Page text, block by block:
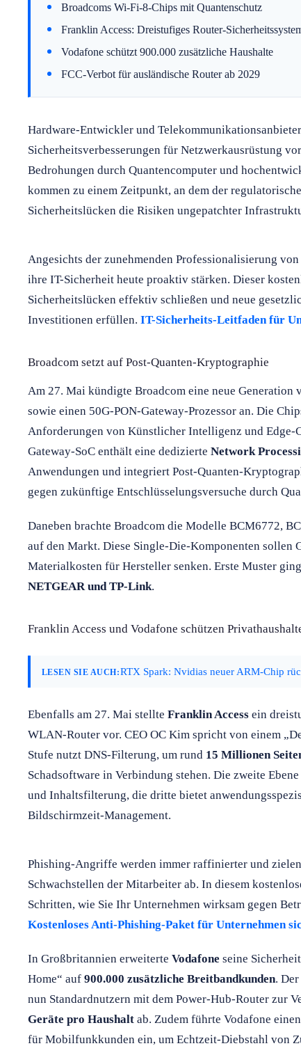
Broadcoms Wi-Fi-8-Chips mit Quantenschutz
Franklin Access: Dreistufiges Router-
Vodafone schützt 900.000 zusätzliche Haushalte
FCC-Verbot für ausländische Router ab 2029
Hardware-Entwickler und
Sicherheitsverbesserungen für Netzwerkausrüstung
Bedrohungen durch Quantencomputer und
kommen zu einem Zeitpunkt, an dem der
Sicherheitslücken die Risiken ungepatchter
Angesichts der zunehmenden Professionalisierung
ihre IT-Sicherheit heute proaktiv stärken. Dieser
Sicherheitslücken effektiv schließen und neue
Investitionen erfüllen. IT-Sicherheits-Leitfaden für
Broadcom setzt auf Post-Quanten-Kryptographie
Am 27. Mai kündigte Broadcom eine neue Generation
sowie einen 50G-PON-Gateway-Prozessor an. Die
Anforderungen von Künstlicher Intelligenz und Edge-
Gateway-SoC enthält eine dedizierte Network
Anwendungen und integriert Post-Quanten-
gegen zukünftige Entschlüsselungsversuche durch
Daneben brachte Broadcom die Modelle BCM6772,
auf den Markt. Diese Single-Die-Komponenten sollen
Materialkosten für Hersteller senken. Erste Muster
NETGEAR und TP-Link.
Franklin Access und Vodafone schützen
LESEN SIE AUCH:RTX Spark: Nvidias neuer ARM-Chip
Ebenfalls am 27. Mai stellte Franklin Access ein
WLAN-Router vor. CEO OC Kim spricht von einem
Stufe nutzt DNS-Filterung, um rund 15 Millionen
Schadsoftware in Verbindung stehen. Die zweite
und Inhaltsfilterung, die dritte bietet
Bildschirmzeit-Management.
Phishing-Angriffe werden immer raffinierter und
Schwachstellen der Mitarbeiter ab. In diesem
Schritten, wie Sie Ihr Unternehmen wirksam gegen
Kostenloses Anti-Phishing-Paket für Unternehmen
In Großbritannien erweiterte Vodafone seine
Home“ auf 900.000 zusätzliche Breitbandkunden.
nun Standardnutzern mit dem Power-Hub-Router zur
Geräte pro Haushalt ab. Zudem führte Vodafone
für Mobilfunkkunden ein, um Echtzeit-Diebstahl von